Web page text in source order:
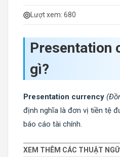
Lượt xem: 680
Presentation
gì?
Presentation currency
định nghĩa là đơn vị tiền tệ
báo cáo tài chính.
XEM THÊM CÁC THUẬT